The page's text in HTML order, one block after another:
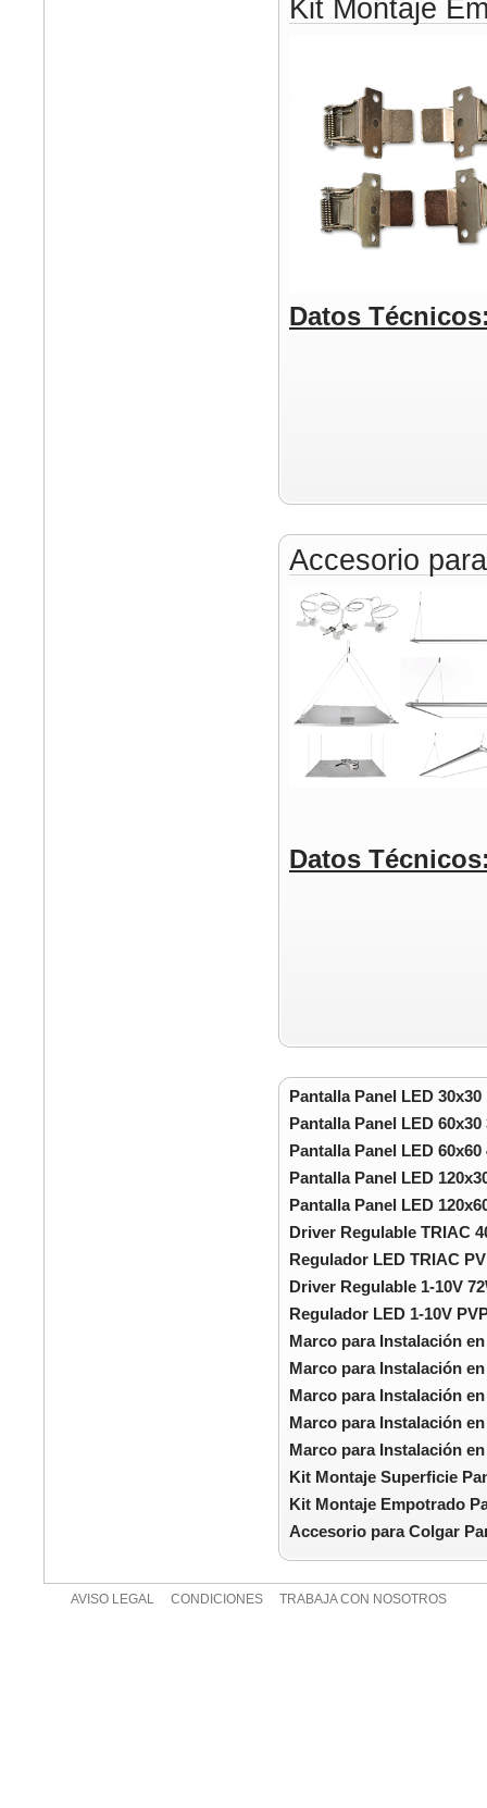
Kit Montaje
Datos
Accesorio
Datos
Pantalla Panel LED
Pantalla Panel LED
Pantalla Panel LED
Pantalla Panel LED
Pantalla Panel LED
Driver Regulable TRIAC
Regulador LED TRIAC
Driver Regulable 1-10V
Regulador LED 1-10V
Marco para Instalación
Marco para Instalación
Marco para Instalación
Marco para Instalación
Marco para Instalación
Kit Montaje Superficie
Kit Montaje Empotrado
Accesorio para Colgar
AVISO LEGAL CONDICIONES TRABAJA CON NOSOTROS